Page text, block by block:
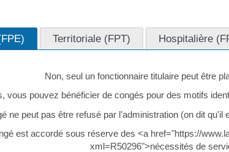
Territoriale (FPT) Hospitalière
Non, seul un fonctionnaire titulaire peut être
vous pouvez bénéficier de congés pour des motifs
ne peut pas être refusé par l’administration (on dit
est accordé sous réserve des <a href="https://
xml=R50296">nécessités de